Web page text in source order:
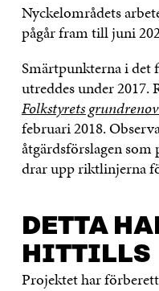
Nyckelområdets
pågår fram till juni
Smärtpunkterna i det
utreddes under 2017.
Folkstyrets
februari 2018.
åtgärdsförslagen som
drar upp riktlinjerna
DETTA
HITTILLS
Projektet har